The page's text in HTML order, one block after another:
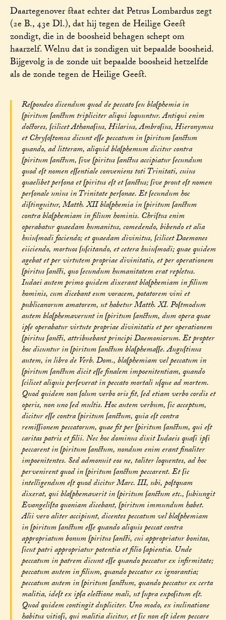
Daartegenover staat echter dat Petrus Lombardus zegt
(2e B., 43e Dl.), dat hij tegen de Heilige Geest
zondigt, die in de boosheid behagen schept om
haarzelf. Welnu dat is zondigen uit bepaalde boosheid.
Bijgevolg is de zonde uit bepaalde boosheid hetzelfde
als de zonde tegen de Heilige Geest.
Reſpondeo dicendum quod de peccato ſeu blaſphemia in
ſpiritum ſanctum tripliciter aliqui loquuntur. Antiqui enim
doctores, ſcilicet Athanaſius, Hilarius, Ambroſius, Hieronymus
et Chryſoſtomus dicunt eſſe peccatum in ſpiritum ſanctum
quando, ad litteram, aliquid blaſphemum dicitur contra
ſpiritum ſanctum, ſive ſpiritus ſanctus accipiatur ſecundum
quod eſt nomen eſſentiale conveniens toti Trinitati, cuius
quaelibet perſona et ſpiritus eſt et ſanctus; ſive prout eſt nomen
perſonale unius in Trinitate perſonae. Et ſecundum hoc
diſtinguitur, Matth. XII blaſphemia in ſpiritum ſanctum
contra blaſphemiam in filium hominis. Chriſtus enim
operabatur quaedam humanitus, comedendo, bibendo et alia
huiuſmodi faciendo; et quaedam divinitus, ſcilicet Daemones
eiiciendo, mortuos ſuſcitando, et cetera huiuſmodi; quae quidem
agebat et per virtutem propriae divinitatis, et per operationem
ſpiritus ſancti, quo ſecundum humanitatem erat repletus.
Iudaei autem primo quidem dixerant blaſphemiam in filium
hominis, cum dicebant eum voracem, potatorem vini et
publicanorum amatorem, ut habetur Matth. XI. Poſtmodum
autem blaſphemaverunt in ſpiritum ſanctum, dum opera quae
ipſe operabatur virtute propriae divinitatis et per operationem
ſpiritus ſancti, attribuebant principi Daemoniorum. Et propter
hoc dicuntur in ſpiritum ſanctum blaſphemaſſe. Auguſtinus
autem, in libro de Verb. Dom., blaſphemiam vel peccatum in
ſpiritum ſanctum dicit eſſe finalem impoenitentiam, quando
ſcilicet aliquis perſeverat in peccato mortali uſque ad mortem.
Quod quidem non ſolum verbo oris fit, ſed etiam verbo cordis et
operis, non uno ſed multis. Hoc autem verbum, ſic acceptum,
dicitur eſſe contra ſpiritum ſanctum, quia eſt contra
remiſſionem peccatorum, quae fit per ſpiritum ſanctum, qui eſt
caritas patris et filii. Nec hoc dominus dixit Iudaeis quaſi ipſi
peccarent in ſpiritum ſanctum, nondum enim erant finaliter
impoenitentes. Sed admonuit eos ne, taliter loquentes, ad hoc
pervenirent quod in ſpiritum ſanctum peccarent. Et ſic
intelligendum eſt quod dicitur Marc. III, ubi, poſtquam
dixerat, qui blaſphemaverit in ſpiritum ſanctum etc., ſubiungit
Evangeliſta quoniam dicebant, ſpiritum immundum habet.
Alii vero aliter accipiunt, dicentes peccatum vel blaſphemiam
in ſpiritum ſanctum eſſe quando aliquis peccat contra
appropriatum bonum ſpiritus ſancti, cui appropriatur bonitas,
ſicut patri appropriatur potentia et filio ſapientia. Unde
peccatum in patrem dicunt eſſe quando peccatur ex infirmitate;
peccatum autem in filium, quando peccatur ex ignorantia;
peccatum autem in ſpiritum ſanctum, quando peccatur ex certa
malitia, ideſt ex ipſa electione mali, ut ſupra expoſitum eſt.
Quod quidem contingit dupliciter. Uno modo, ex inclinatione
habitus vitioſi, qui malitia dicitur, et ſic non eſt idem peccare